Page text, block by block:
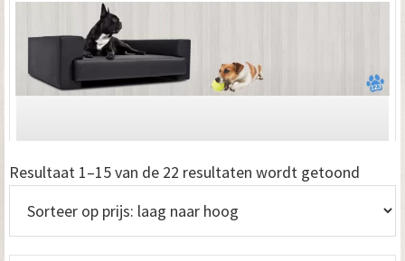
Resultaat 1–15 van de 22 resultaten wordt getoond
laag